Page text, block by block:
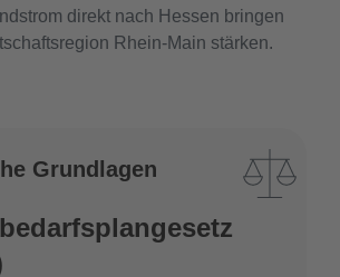
direkt nach Hessen bringen
Rhein-Main stärken.
Grundlagen